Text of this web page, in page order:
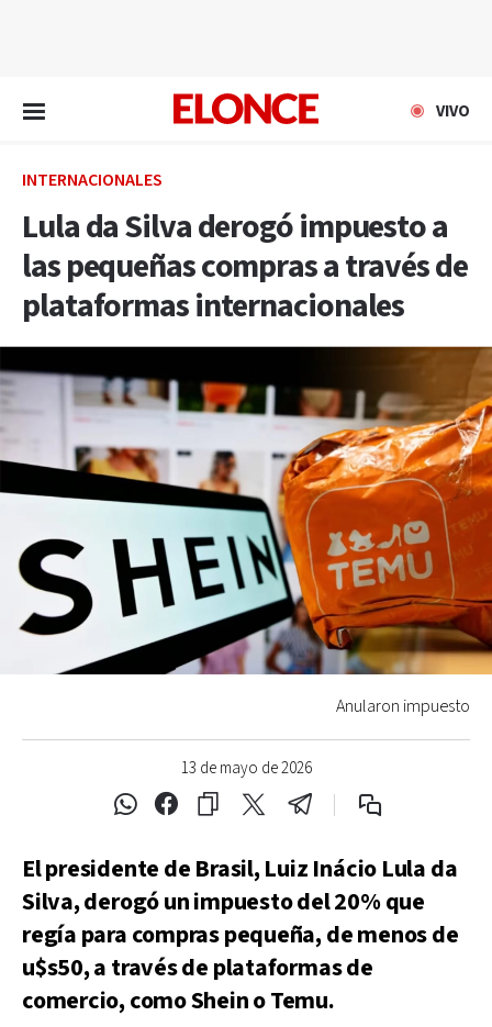
VIVO
INTERNACIONALES
Lula da Silva derogó impuesto a
las pequeñas compras a través de
plataformas internacionales
13 de mayo de 2026
Anularon impuesto
El presidente de Brasil, Luiz Inácio Lula da
Silva, derogó un impuesto del 20% que
regía para compras pequeña, de menos de
u$s50, a través de plataformas de
comercio, como Shein o Temu.